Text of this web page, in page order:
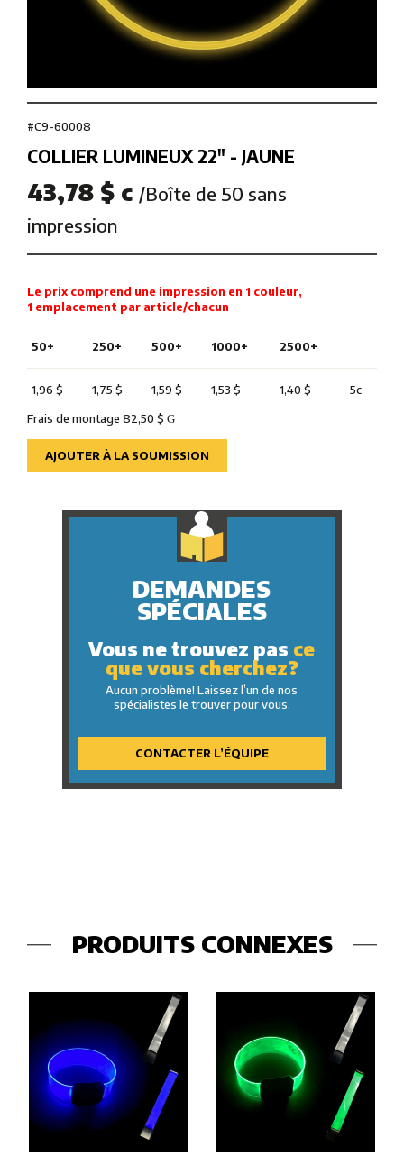
#C9-60008
COLLIER LUMINEUX 22″ - JAUNE
43,78 $ c /Boîte de 50 sans
impression
Le prix comprend une impression en 1 couleur,
1 emplacement par article/chacun
50+ 250+ 500+ 1000+ 2500+
1,96 $ 1,75 $ 1,59 $ 1,53 $ 1,40 $
5c
Frais de montage 82,50 $ G
AJOUTER À LA SOUMISSION
DEMANDES
SPÉCIALES
Vous ne trouvez pas ce
que vous cherchez?
Aucun problème! Laissez l’un de nos
spécialistes le trouver pour vous.
CONTACTER L’ÉQUIPE
PRODUITS CONNEXES